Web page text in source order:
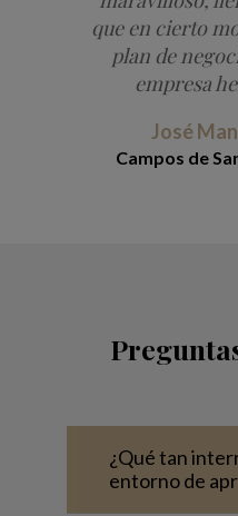
que en cierto
plan de
empresa
José
Campos de
¿Qué tan
entorno de